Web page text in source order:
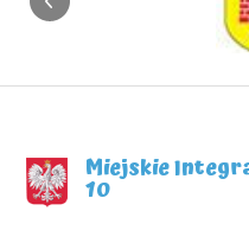
Miejskie
10